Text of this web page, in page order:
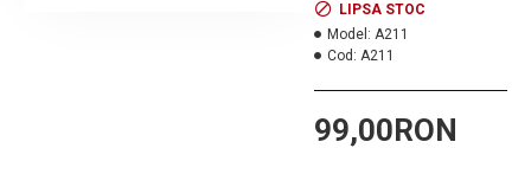
dar si pentru
transportarea lor. Valiza
este prevazuta cu
usor, cadrul fiind din
99,00RON
LIPSA STOC
Model: A211
Cod: A211